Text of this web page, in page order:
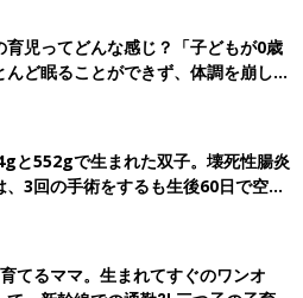
が発行している「ふたごポケット
、多胎育児のキホンを紹介。ママの
税込み・送料別）。
子と作者の思い☆
！宮瀬とまとです。 2012年産まれ
お母さんをしてます！ 三つ子たちと
子まみれな毎日」が記念すべき連載
は比較的似ており、二卵性はあまり
育児ってどんな感じ？「子どもが0歳
ど眠ることができず、体調を崩した
の育児体験談】
と552gで生まれた双子。壊死性腸炎
、3回の手術をするも生後60日で空へ
重児】
てるママ。生まれてすぐのワンオ